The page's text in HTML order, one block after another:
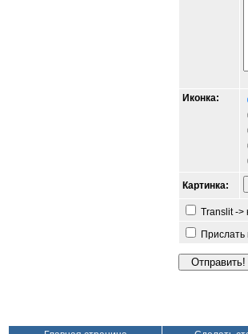
Иконка:
Картинка:
Translit ->